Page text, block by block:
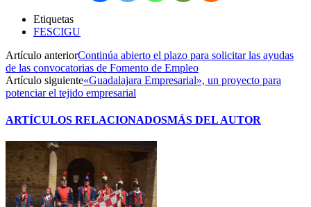
Etiquetas
FESCIGU
Artículo anteriorContinúa abierto el plazo para solicitar las ayudas
de las convocatorias de Fomento de Empleo
Artículo siguiente«Guadalajara Empresarial», un proyecto para
potenciar el tejido empresarial
ARTÍCULOS RELACIONADOSMÁS DEL AUTOR